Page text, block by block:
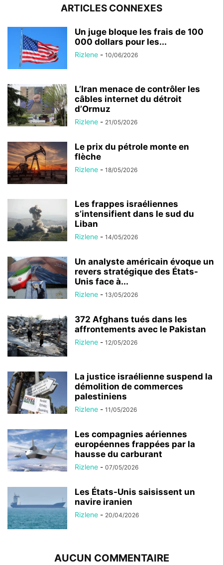
ARTICLES CONNEXES
Un juge bloque les frais de 100
000 dollars pour les...
Rizlene - 10/06/2026
L’Iran menace de contrôler les
câbles internet du détroit
d’Ormuz
Rizlene - 21/05/2026
Le prix du pétrole monte en
flèche
Rizlene - 18/05/2026
Les frappes israéliennes
s’intensifient dans le sud du
Liban
Rizlene - 14/05/2026
Un analyste américain évoque un
revers stratégique des États-
Unis face à...
Rizlene - 13/05/2026
372 Afghans tués dans les
affrontements avec le Pakistan
Rizlene - 12/05/2026
La justice israélienne suspend la
démolition de commerces
palestiniens
Rizlene - 11/05/2026
Les compagnies aériennes
européennes frappées par la
hausse du carburant
Rizlene - 07/05/2026
Les États-Unis saisissent un
navire iranien
Rizlene - 20/04/2026
AUCUN COMMENTAIRE